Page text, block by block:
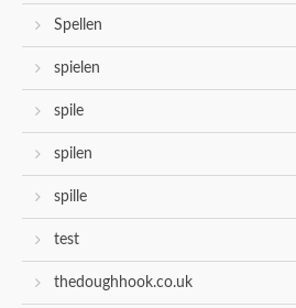
Spellen
spielen
spile
spilen
spille
test
thedoughhook.co.uk